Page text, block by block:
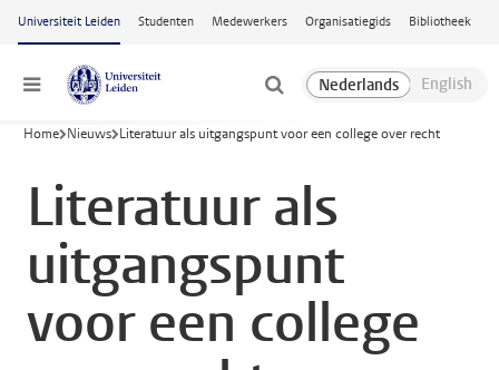
Ga naar hoofdinhoud
Universiteit Leiden Studenten Medewerkers Organisatiegids Bibliotheek
Menu
Home Nieuws Literatuur als uitgangspunt voor een college over recht
Literatuur als
uitgangspunt
voor een college